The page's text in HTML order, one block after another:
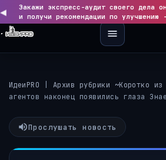
◀
Закажи экспресс-аудит своего дела
и получи рекомендации по
ИдеиPRO Архив рубрики ~Коротко
агентов наконец появились глаза
Прослушать новость